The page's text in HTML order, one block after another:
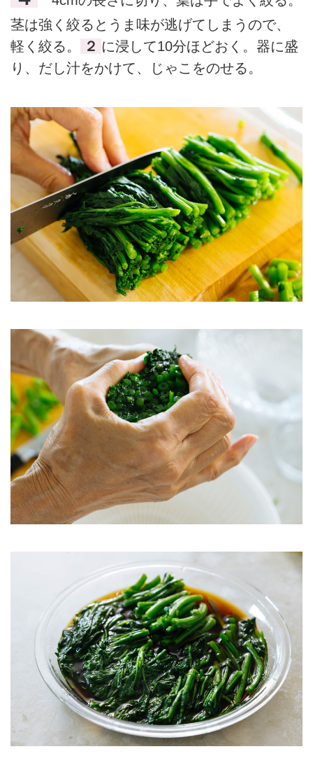
茎は強く絞るとうま味が逃げてしまうので、
軽く絞る。
２ に浸して10分ほどおく。器に盛
り、だし汁をかけて、じゃこをのせる。